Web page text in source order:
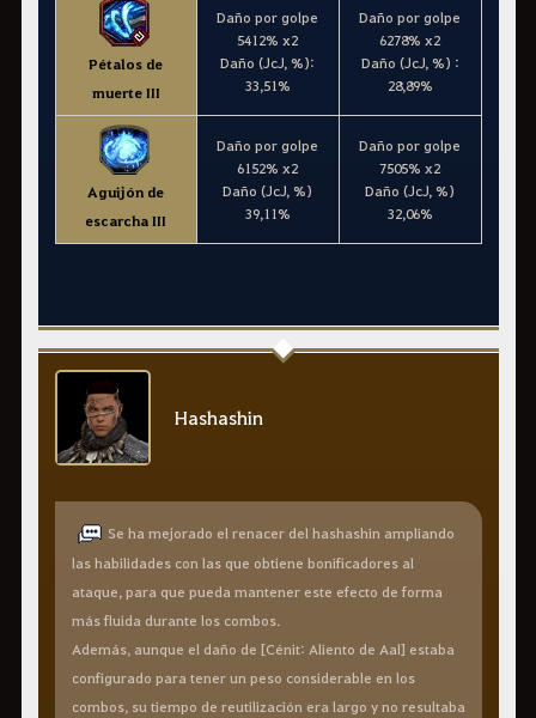
Pétalos de
muerte III
Daño por golpe
5412% x2
Daño (JcJ, %):
33,51%
Daño por golpe
6278% x2
Daño (JcJ, %) :
28,89%
Aguijón de
escarcha III
Daño por golpe
6152% x2
Daño (JcJ, %)
39,11%
Daño por golpe
7505% x2
Daño (JcJ, %)
32,06%
Hashashin
Se ha mejorado el renacer del hashashin ampliando
las habilidades con las que obtiene bonificadores al
ataque, para que pueda mantener este efecto de forma
más fluida durante los combos.
Además, aunque el daño de [Cénit: Aliento de Aal] estaba
configurado para tener un peso considerable en los
combos, su tiempo de reutilización era largo y no resultaba